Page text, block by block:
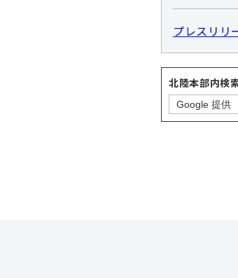
プレスリリ
北陸本部内検